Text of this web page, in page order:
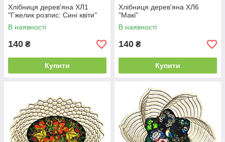
Хлібниця дерев'яна ХЛ1
"Гжелик розпис: Сині квіти"
В наявності
140 ₴
Купити
Хлібниця дерев'яна ХЛ6
"Макі"
В наявності
140 ₴
Купити